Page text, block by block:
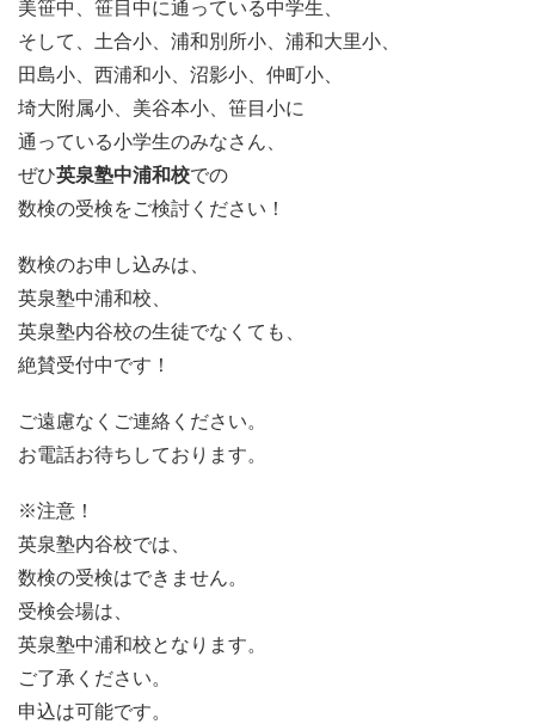
美笹中、笹目中に通っている中学生、
そして、土合小、浦和別所小、浦和大里小、
田島小、西浦和小、沼影小、仲町小、
埼大附属小、美谷本小、笹目小に
通っている小学生のみなさん、
ぜひ英泉塾中浦和校での
数検の受検をご検討ください！
数検のお申し込みは、
英泉塾中浦和校、
英泉塾内谷校の生徒でなくても、
絶賛受付中です！
ご遠慮なくご連絡ください。
お電話お待ちしております。
※注意！
英泉塾内谷校では、
数検の受検はできません。
受検会場は、
英泉塾中浦和校となります。
ご了承ください。
申込は可能です。